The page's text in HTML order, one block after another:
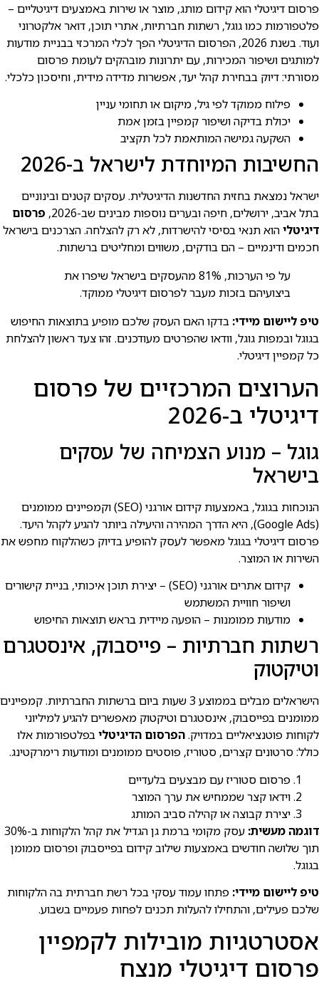
פרסום דיגיטלי הוא קידום מותג, מוצר או שירות באמצעים דיגיטליים –
פלטפורמות כמו גוגל, רשתות חברתיות, אתרי תוכן, דואר אלקטרוני
ועוד. בשנת 2026, הפרסום הדיגיטלי הפך לכלי המרכזי בבניית מודעות
למותגים ושיפור המכירות, עם יתרונות מובהקים לעומת פרסום
מסורתי: דיוק בבחירת קהל יעד, אפשרות מדידה מידית, וחיסכון כלכלי.
פילוח ממוקד לפי גיל, מיקום או תחומי עניין
יכולת בדיקה ושיפור קמפיין בזמן אמת
השקעה גמישה המותאמת לכל תקציב
החשיבות המיוחדת לישראל ב-2026
ישראל נמצאת בחזית החדשנות הדיגיטלית. עסקים קטנים ובינוניים
בתל אביב, ירושלים, חיפה ובערים נוספות מבינים שב-2026,
פרסום
דיגיטליהוא תנאי בסיסי להישרדות, לא רק להצלחה. הצרכנים בישראל
חכמים ודינמיים – הם בודקים, משווים ומחליטים ברשתות.
על פי הערכות, 81% מהעסקים בישראל שיפרו את
ביצועיהם בזכות מעבר לפרסום דיגיטלי ממוקד.
טיפ ליישום מיידי: בדקו האם העסק שלכם מופיע בתוצאות החיפוש
בגוגל ובמפות גוגל, וודאו שהפרטים מעודכנים. זהו צעד ראשון להצלחת
כל קמפיין דיגיטלי.
הערוצים המרכזיים של פרסום
דיגיטלי ב-2026
גוגל – מנוע הצמיחה של עסקים
בישראל
הנוכחות בגוגל, באמצעות קידום אורגני (SEO) וקמפיינים ממומנים
(Google Ads), היא הדרך המהירה והיעילה ביותר להגיע לקהל היעד.
פרסום דיגיטלי בגוגל מאפשר לעסק להופיע בדיוק כשהלקוח מחפש את
השירות או המוצר.
קידום אתרים אורגני (SEO) – יצירת תוכן איכותי, בניית קישורים
ושיפור חוויית המשתמש
מודעות ממומנות – הופעה מיידית בראש תוצאות החיפוש
רשתות חברתיות – פייסבוק, אינסטגרם
וטיקטוק
הישראלים מבלים בממוצע 3 שעות ביום ברשתות החברתיות. קמפיינים
ממומנים בפייסבוק, אינסטגרם וטיקטוק מאפשרים להגיע למיליוני
לקוחות פוטנציאליים במדויק.הפרסום הדיגיטליבפלטפורמות אלו
כולל: סרטונים קצרים, סטוריז, פוסטים ממומנים ומודעות רימרקטינג.
פרסום סטוריז עם מבצעים בלעדיים
וידאו קצר שממחיש את ערך המוצר
יצירת קבוצה או קהילה סביב המותג
דוגמה מעשית:
עסק מקומי ברמת גן הגדיל את קהל הלקוחות ב-30%
תוך שלושה חודשים באמצעות שילוב קידום בפייסבוק ופרסום ממומן
בגוגל.
טיפ ליישום מיידי: פתחו עמוד עסקי בכל רשת חברתית בה הלקוחות
שלכם פעילים, והתחילו להעלות תכנים לפחות פעמיים בשבוע.
אסטרטגיות מובילות לקמפיין
פרסום דיגיטלי מנצח